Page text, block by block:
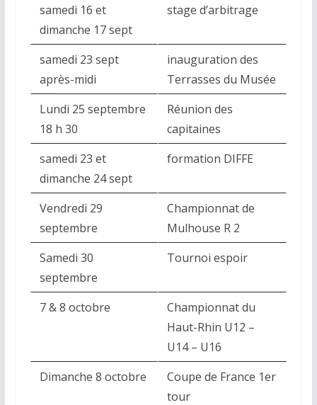
samedi 16 et
dimanche 17 sept
stage d’arbitrage
samedi 23 sept
après-midi
inauguration des
Terrasses du Musée
Lundi 25 septembre
18 h 30
Réunion des
capitaines
samedi 23 et
dimanche 24 sept
formation DIFFE
Vendredi 29
septembre
Championnat de
Mulhouse R 2
Samedi 30
septembre
Tournoi espoir
7 & 8 octobre
Championnat du
Haut-Rhin U12 –
U14 – U16
Dimanche 8 octobre
Coupe de France 1er
tour